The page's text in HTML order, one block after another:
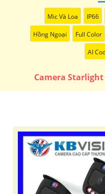
Mic Và Loa IP66
Hồng Ngoại Full Color
AI
Camera Starlight